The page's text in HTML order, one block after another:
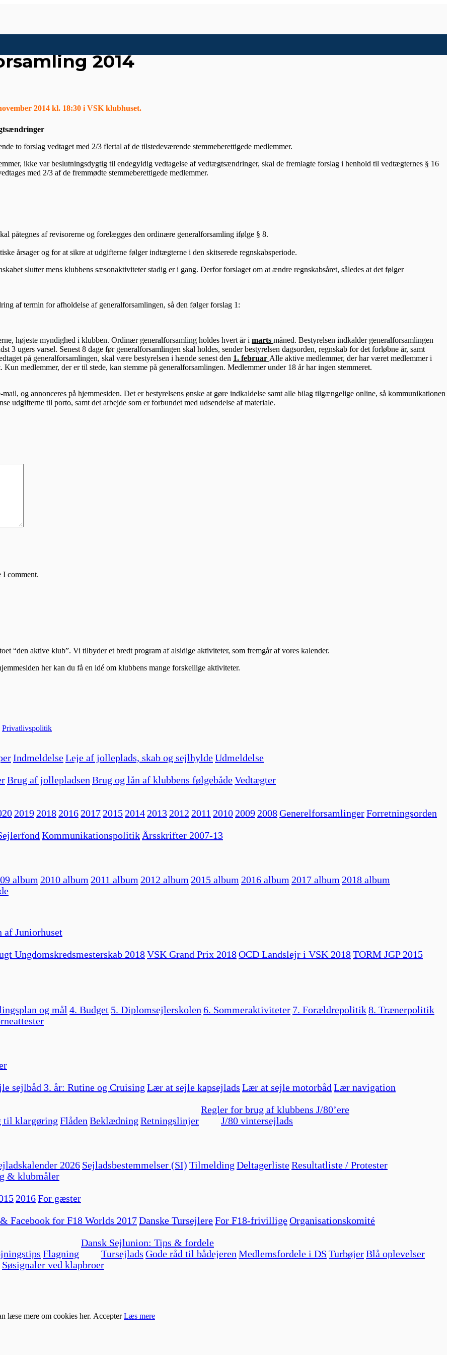
2014
2014 kl. 18:30 i VSK klubhuset.
to forslag vedtaget med 2/3 flertal af de tilstedeværende stemmeberettigede medlemmer.
ikke var beslutningsdygtig til endegyldig vedtagelse af vedtægtsændringer, skal de fremlagte forslag i henhold til vedtægternes § 16
med 2/3 af de fremmødte stemmeberettigede medlemmer.
påtegnes af revisorerne og forelægges den ordinære generalforsamling ifølge § 8.
årsager og for at sikre at udgifterne følger indtægterne i den skitserede regnskabsperiode.
slutter mens klubbens sæsonaktiviteter stadig er i gang. Derfor forslaget om at ændre regnskabsåret, således at det følger
af termin for afholdelse af generalforsamlingen, så den følger forslag 1:
højeste myndighed i klubben. Ordinær generalforsamling holdes hvert år i marts måned. Bestyrelsen indkalder generalforsamlingen
3 ugers varsel. Senest 8 dage før generalforsamlingen skal holdes, sender bestyrelsen dagsorden, regnskab for det forløbne år, samt
på generalforsamlingen, skal være bestyrelsen i hænde senest den 1. februar Alle aktive medlemmer, der har været medlemmer i
medlemmer, der er til stede, kan stemme på generalforsamlingen. Medlemmer under 18 år har ingen stemmeret.
og annonceres på hjemmesiden. Det er bestyrelsens ønske at gøre indkaldelse samt alle bilag tilgængelige online, så kommunikationen
udgifterne til porto, samt det arbejde som er forbundet med udsendelse af materiale.
I comment.
“den aktive klub”. Vi tilbyder et bredt program af alsidige aktiviteter, som fremgår af vores kalender.
her kan du få en idé om klubbens mange forskellige aktiviteter.
Privatlivspolitik
IndmeldelseLeje af jolleplads, skab og sejlhyldeUdmeldelse
Brug af jollepladsen Brug og lån af klubbens følgebådeVedtægter
2019 2018 2016 2017 2015 2014 2013 2012 2011 2010 2009 2008GenerelforsamlingerForretningsorden
Kommunikationspolitik Årsskrifter 2007-13
album 2010 album 2011 album 2012 album 2015 album 2016 album 2017 album 2018 album
af Juniorhuset
Ungdomskredsmesterskab 2018VSK Grand Prix 2018OCD Landslejr i VSK 2018TORM JGP 2015
og mål 4. Budget 5. Diplomsejlerskolen 6. Sommeraktiviteter 7. Forældrepolitik8. Trænerpolitik
sejlbåd 3. år: Rutine og Cruising Lær at sejle kapsejlads Lær at sejle motorbåd Lær navigation
til klargøring Flåden Beklædning Retningslinjer
Regler for brug af klubbens J/80’ere
J/80 vintersejlads
2026 Sejladsbestemmelser (SI) Tilmelding DeltagerlisteResultatliste / Protester
& klubmåler
2016For gæster
Facebook for F18 Worlds 2017Danske TursejlereFor F18-frivilligeOrganisationskomité
Flagning
Dansk Sejlunion: Tips & fordele
Tursejlads Gode råd til bådejeren Medlemsfordele i DS TurbøjerBlå oplevelser
Søsignaler ved klapbroer
læse mere om cookies her. Accepter Læs mere